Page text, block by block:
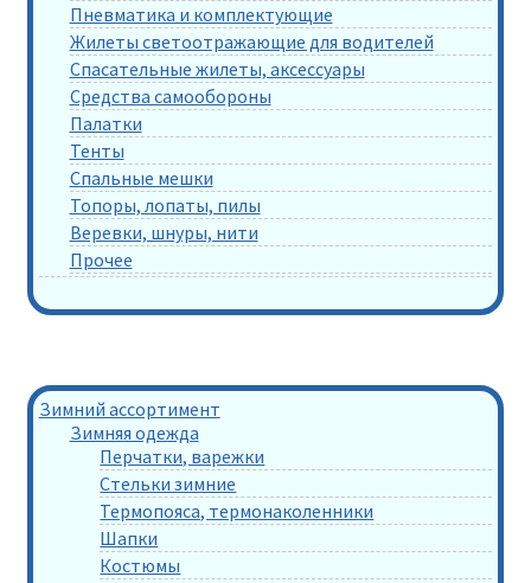
Пневматика и комплектующие
Жилеты светоотражающие для водителей
Спасательные жилеты, аксессуары
Средства самообороны
Палатки
Тенты
Спальные мешки
Топоры, лопаты, пилы
Веревки, шнуры, нити
Прочее
Зимний ассортимент
Зимняя одежда
Перчатки, варежки
Стельки зимние
Термопояса, термонаколенники
Шапки
Костюмы